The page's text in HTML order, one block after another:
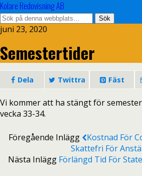
Kolare Redovisning AB
juni 23, 2020
Semestertider
Dela Twittra Fäst
Vi kommer att ha stängt för
vecka 33-34.
Föregående Inlägg
Kostnad För
Skattefri För
Nästa Inlägg Förlängd Tid För